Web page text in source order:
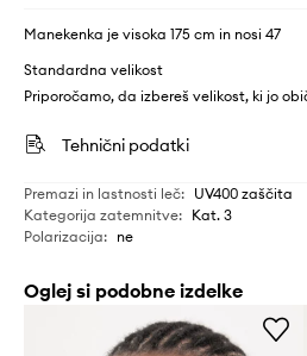
Manekenka je visoka 175 cm in nosi 47
Standardna velikost
Priporočamo, da izbereš velikost, ki jo
Tehnični podatki
Premazi in lastnosti leč: UV400 zaščita
Kategorija zatemnitve: Kat. 3
Polarizacija: ne
Oglej si podobne izdelke